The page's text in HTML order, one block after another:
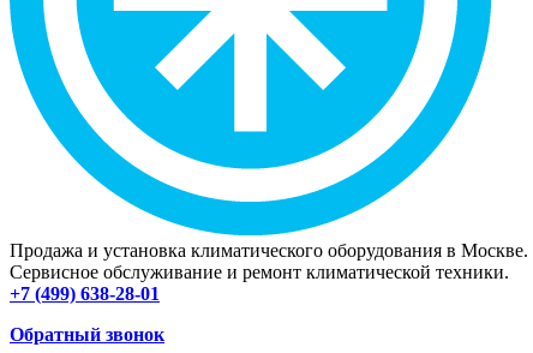
Продажа и установка климатического оборудования в Москве.
Сервисное обслуживание и ремонт климатической техники.
+7 (499) 638-28-01
Обратный звонок